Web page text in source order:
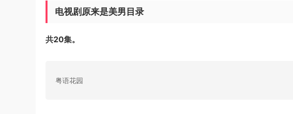
电视剧原来是美男目录
共20集。
粤语花园